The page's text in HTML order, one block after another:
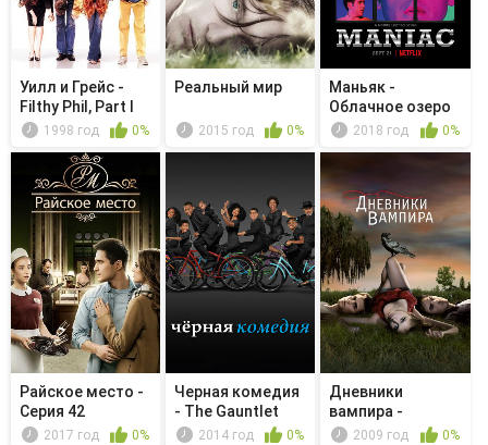
Уилл и Грейс -
Filthy Phil, Part I
1998 год 0%
Реальный мир
2015 год 0%
Маньяк -
Облачное озеро
2018 год 0%
Райское место -
Серия 42
2017 год 0%
Черная комедия
- The Gauntlet
2014 год 0%
Дневники
вампира -
Мертвец в
2009 год 0%